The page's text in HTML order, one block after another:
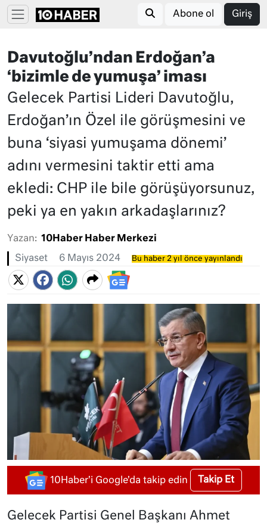
Abone ol Giriş
Davutoğlu’ndan Erdoğan’a
‘bizimle de yumuşa’ iması
Gelecek Partisi Lideri Davutoğlu,
Erdoğan’ın Özel ile görüşmesini ve
buna ‘siyasi yumuşama dönemi’
adını vermesini taktir etti ama
ekledi: CHP ile bile görüşüyorsunuz,
peki ya en yakın arkadaşlarınız?
Yazan: 10Haber Haber Merkezi
Siyaset 6 Mayıs 2024 Bu haber 2 yıl önce yayınlandı
10Haber'i Google'da takip edin Takip Et
Gelecek Partisi Genel Başkanı Ahmet